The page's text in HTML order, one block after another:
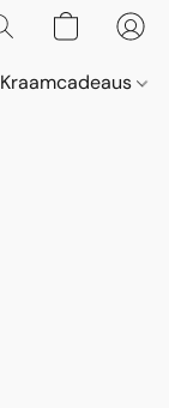
Kraamcadeaus